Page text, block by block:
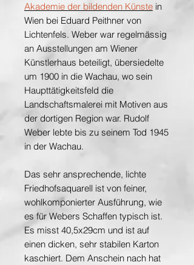
Akademie der bildenden Künste in
Wien bei Eduard Peithner von
Lichtenfels. Weber war regelmässig
an Ausstellungen am Wiener
Künstlerhaus beteiligt, übersiedelte
um 1900 in die Wachau, wo sein
Haupttätigkeitsfeld die
Landschaftsmalerei mit Motiven aus
der dortigen Region war. Rudolf
Weber lebte bis zu seinem Tod 1945
in der Wachau.
Das sehr ansprechende, lichte
Friedhofsaquarell ist von feiner,
wohlkomponierter Ausführung, wie
es für Webers Schaffen typisch ist.
Es misst 40,5x29cm und ist auf
einen dicken, sehr stabilen Karton
kaschiert. Dem Anschein nach hat